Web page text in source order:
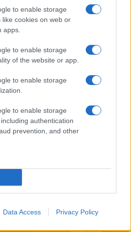
to enable storage
like cookies on web or
apps.
to enable storage
of the website or app.
to enable storage
to enable storage
authentication
prevention, and other
Data Access Privacy Policy
el ő is, a harc mezején
Csengey Balázzsal